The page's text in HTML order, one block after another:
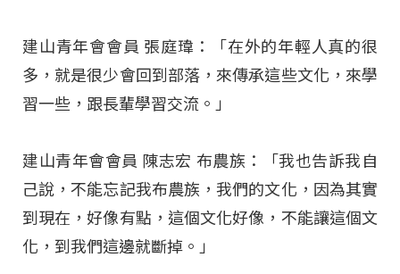
建山青年會會員 張庭瑋：「在外的年輕人真的很
多，就是很少會回到部落，來傳承這些文化，來學
習一些，跟長輩學習交流。」
建山青年會會員 陳志宏 布農族：「我也告訴我自
己說，不能忘記我布農族，我們的文化，因為其實
到現在，好像有點，這個文化好像，不能讓這個文
化，到我們這邊就斷掉。」